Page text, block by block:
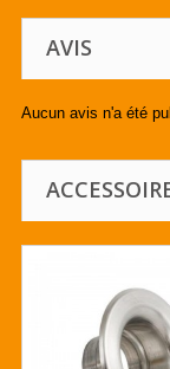
AVIS
Aucun avis n'a été